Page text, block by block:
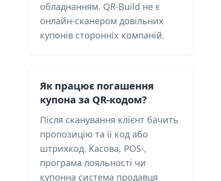
обладнанням. QR-Build не є
онлайн-сканером довільних
купонів сторонніх компаній.
Як працює погашення
купона за QR-кодом?
Після сканування клієнт бачить
пропозицію та її код або
штрихкод. Касова, POS-,
програма лояльності чи
купонна система продавця